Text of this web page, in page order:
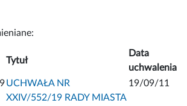
Tytuł
Data
uchwalenia
UCHWAŁA NR
XXIV/552/19 RADY MIASTA
19/09/11